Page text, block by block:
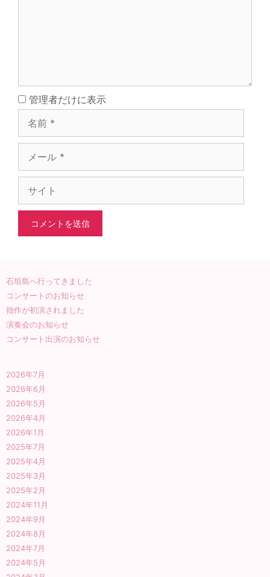
管理者だけに表示名
前
ル
ト
石垣島へ行ってきました
コンサートのお知らせ
拙作が初演されました
演奏会のお知らせ
コンサート出演のお知らせ
2026年7月
2026年6月
2026年5月
2026年4月
2026年1月
2025年7月
2025年4月
2025年3月
2025年2月
2024年11月
2024年9月
2024年8月
2024年7月
2024年5月